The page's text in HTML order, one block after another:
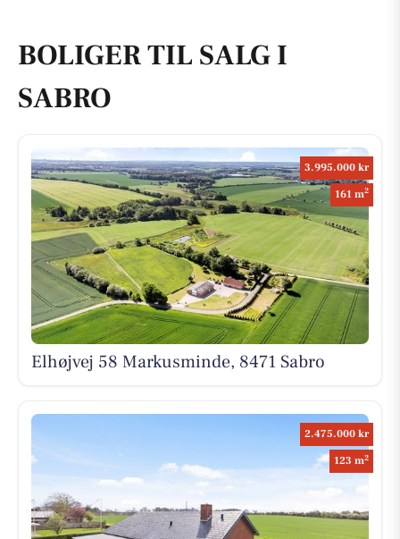
BOLIGER TIL SALG I
SABRO
3.995.000 kr
161 m2
Elhøjvej 58 Markusminde, 8471 Sabro
2.475.000 kr
123 m2